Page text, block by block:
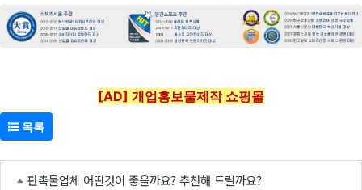
[AD] 개업홍보물제작 쇼핑몰
목록
판촉물업체 어떤것이 좋을까요? 추천해 드릴까요?